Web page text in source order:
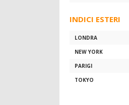
INDICI ESTERI
LONDRA
NEW YORK
PARIGI
TOKYO